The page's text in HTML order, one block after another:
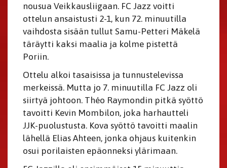
nousua Veikkausliigaan. FC Jazz voitti
ottelun ansaistusti 2-1, kun 72. minuutilla
vaihdosta sisään tullut Samu-Petteri Mäkelä
täräytti kaksi maalia ja kolme pistettä
Poriin.
Ottelu alkoi tasaisissa ja tunnustelevissa
merkeissä. Mutta jo 7. minuutilla FC Jazz oli
siirtyä johtoon. Théo Raymondin pitkä syöttö
tavoitti Kevin Mombilon, joka harhautteli
JJK-puolustusta. Kova syöttö tavoitti maalin
lähellä Elias Ahteen, jonka ohjaus kuitenkin
osui porilaisten epäonneksi ylärimaan.